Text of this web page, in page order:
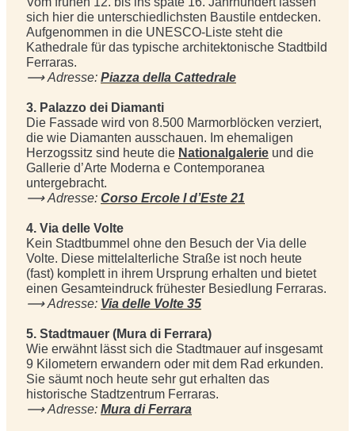
sich hier die unterschiedlichsten Baustile entdecken.
Aufgenommen in die UNESCO-Liste steht die
Kathedrale für das typische architektonische Stadtbild
Ferraras.
⟶ Adresse: Piazza della Cattedrale
3. Palazzo dei Diamanti
Die Fassade wird von 8.500 Marmorblöcken verziert,
die wie Diamanten ausschauen. Im ehemaligen
Herzogssitz sind heute die Nationalgalerie und die
Gallerie d’Arte Moderna e Contemporanea
untergebracht.
⟶ Adresse: Corso Ercole I d’Este 21
4. Via delle Volte
Kein Stadtbummel ohne den Besuch der Via delle
Volte. Diese mittelalterliche Straße ist noch heute
(fast) komplett in ihrem Ursprung erhalten und bietet
einen Gesamteindruck frühester Besiedlung Ferraras.
⟶ Adresse: Via delle Volte 35
5. Stadtmauer (Mura di Ferrara)
Wie erwähnt lässt sich die Stadtmauer auf insgesamt
9 Kilometern erwandern oder mit dem Rad erkunden.
Sie säumt noch heute sehr gut erhalten das
historische Stadtzentrum Ferraras.
⟶ Adresse: Mura di Ferrara